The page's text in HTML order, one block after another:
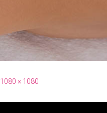
1080 × 1080